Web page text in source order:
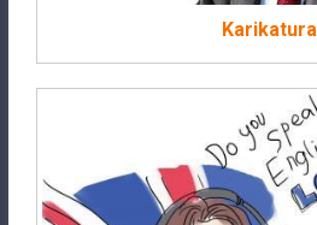
Karikatura